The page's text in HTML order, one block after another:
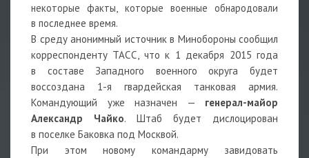
некоторые факты, которые военные обнародовали
в последнее время.
В среду анонимный источник в Минобороны сообщил
корреспонденту ТАСС, что к 1 декабря 2015 года
в составе Западного военного округа будет
воссоздана 1-я гвардейская танковая армия.
Командующий уже назначен — генерал-майор
Александр Чайко. Штаб будет дислоцирован
в поселке Баковка под Москвой.
При этом новому командарму завидовать